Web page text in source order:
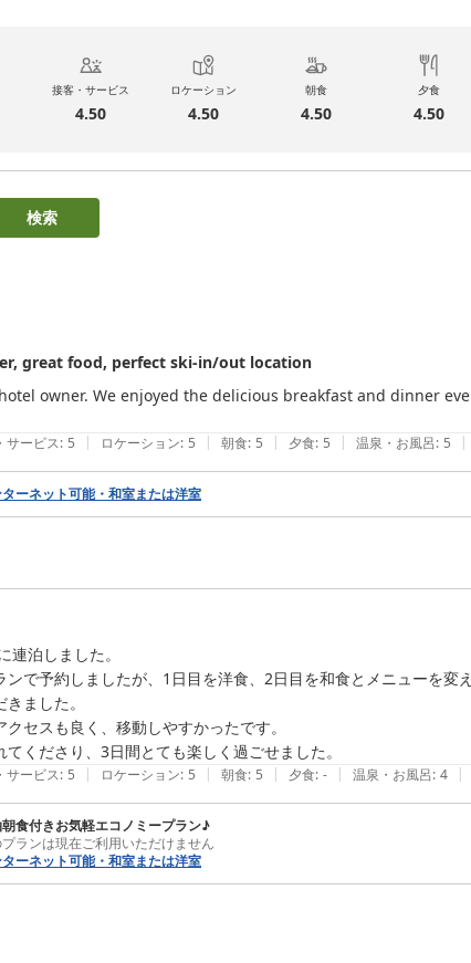
接客・サービス
4.50
ロケーション
4.50
朝食
4.50
夕食
4.50
検索
great food, perfect ski-in/out location
owner. We enjoyed the delicious breakfast and dinner
サービス: 5 | ロケーション: 5 | 朝食: 5 | 夕食: 5 | 温泉・お風呂: 5 |
ーネット可能・和室または洋室
連泊しました。
ンで予約しましたが、1日目を洋食、2日目を和食とメニューを
ました。
クセスも良く、移動しやすかったです。
くださり、3日間とても楽しく過ごせました。
サービス: 5 | ロケーション: 5 | 朝食: 5 | 夕食: - | 温泉・お風呂: 4 |
朝食付きお気軽エコノミープラン♪
ランは現在ご利用いただけません
ーネット可能・和室または洋室